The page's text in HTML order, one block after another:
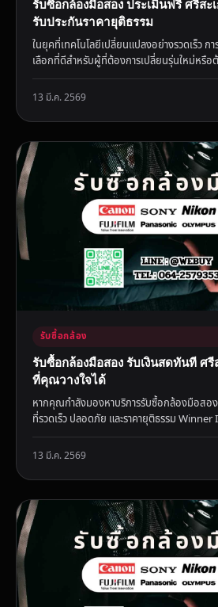
รับซื้อกล้องมือสอง ประเมินฟรี ศรีสะ
รับประกันราคายุติธรรม
ในยุคที่เทคโนโลยีเปลี่ยนแปลงอย่างรวดเร็ว
เลือกที่ดีสำหรับผู้ที่ต้องการเปลี่ยนรุ่นใหม่หรือ
13 มี.ค. 2569
รับซื้อกล้อง
รับซื้อกล้องมือสอง รับเงินสดทันที ศรี
ที่คุณวางใจได้
หากคุณกำลังมองหาบริการรับซื้อกล้องมือสอ
ที่รวดเร็ว ปลอดภัย และราคายุติธรรม
13 มี.ค. 2569